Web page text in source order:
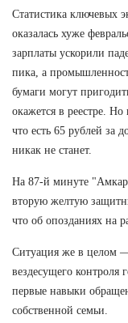
Статистика ключевых
оказалась хуже
зарплаты ускорили
пика, а
бумаги могут
окажется в реестре.
что есть 65 рублей за
никак не станет.
На 87-й минуте "Амкар"
вторую желтую
что об опозданиях на
Ситуация же в целом —
вездесущего контроля
первые навыки
собственной семьи.